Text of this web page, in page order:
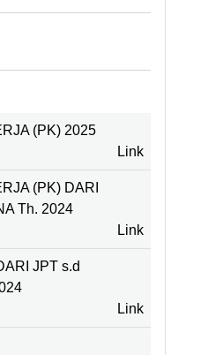
(PK) 2025
Link
(PK) DARI
Th. 2024
Link
JPT s.d
Link